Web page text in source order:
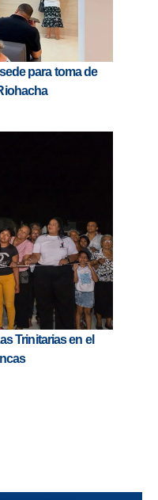
para toma de
Trinitarias en el